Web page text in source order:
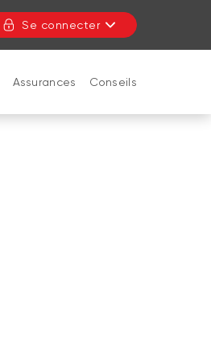
Se connecter
Assurances Conseils